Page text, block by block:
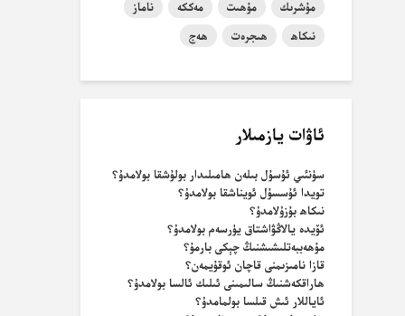
مۇشرىك مۇھىت مەككە
ناماز
نىكاھ
ھىجرەت ھەج
ئاۋات يازمىلار
سۈنئىي ئۇسۇل بىلەن ھامىلىدار بولۇشقا بولامدۇ؟
تويدا ئۇسسۇل ئويناشقا بولامدۇ؟
نىكاھ بۇزۇلامدۇ؟
ئۆيدە يالاڭۋاشتاق يۈرسەم بولامدۇ؟
مۇھەببەتلىشىشنىڭ چېكى بارمۇ؟
قازا نامىزىمنى قاچان ئوقۇيمەن؟
ھاراقكەشنىڭ سالىمىنى ئىلىك ئالسا بولامدۇ؟
ئاياللار ئىش قىلسا بولمامدۇ؟